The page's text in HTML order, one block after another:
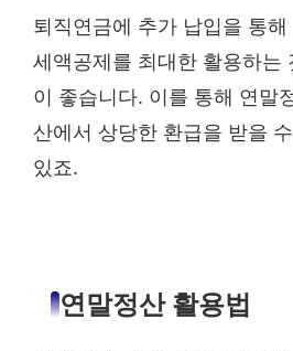
퇴직연금에 추가 납입을 통해
세액공제를 최대한 활용하는
이 좋습니다. 이를 통해 연말
산에서 상당한 환급을 받을 수
있죠.
연말정산 활용법